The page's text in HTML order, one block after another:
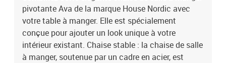
47 cmChaise à dîner pivotante en polyuréthane gris foncé avec
pieds noirsFacile à assembler
pivotante Ava de la marque House Nordic avec
votre table à manger. Elle est spécialement
conçue pour ajouter un look unique à votre
intérieur existant. Chaise stable : la chaise de salle
à manger, soutenue par un cadre en acier, est